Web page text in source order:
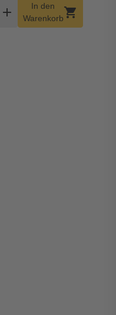
Warenkorb Menge
add
In den
Warenkorbshopping_cart